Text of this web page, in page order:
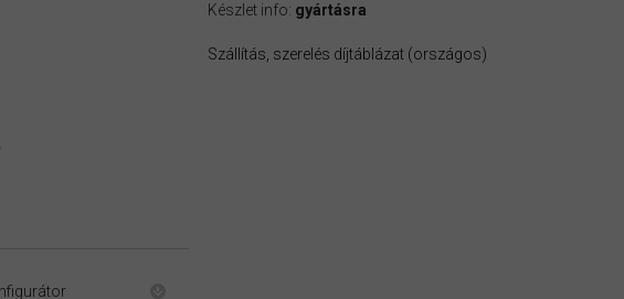
Készlet info: gyártásra
Szállítás, szerelés díjtáblázat (országos)